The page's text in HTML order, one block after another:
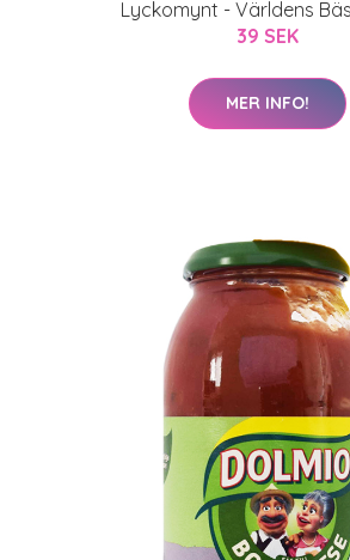
Lyckomynt - Världens
39 SEK
MER INFO!